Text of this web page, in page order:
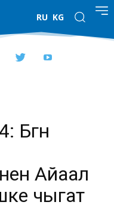
RU KG
Айаал
чыгат